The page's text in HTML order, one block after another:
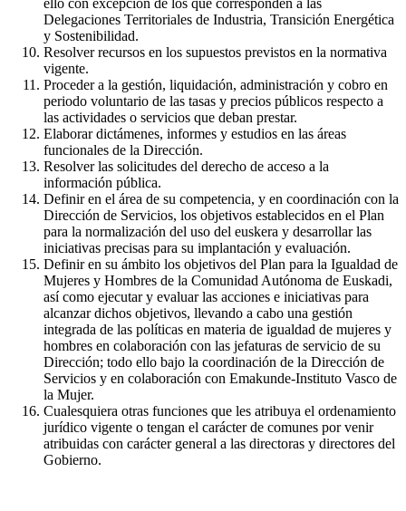
Delegaciones Territoriales de Industria, Transición Energética
y Sostenibilidad.
Resolver recursos en los supuestos previstos en la normativa
vigente.
Proceder a la gestión, liquidación, administración y cobro en
periodo voluntario de las tasas y precios públicos respecto a
las actividades o servicios que deban prestar.
Elaborar dictámenes, informes y estudios en las áreas
funcionales de la Dirección.
Resolver las solicitudes del derecho de acceso a la
información pública.
Definir en el área de su competencia, y en coordinación con la
Dirección de Servicios, los objetivos establecidos en el Plan
para la normalización del uso del euskera y desarrollar las
iniciativas precisas para su implantación y evaluación.
Definir en su ámbito los objetivos del Plan para la Igualdad de
Mujeres y Hombres de la Comunidad Autónoma de Euskadi,
así como ejecutar y evaluar las acciones e iniciativas para
alcanzar dichos objetivos, llevando a cabo una gestión
integrada de las políticas en materia de igualdad de mujeres y
hombres en colaboración con las jefaturas de servicio de su
Dirección; todo ello bajo la coordinación de la Dirección de
Servicios y en colaboración con Emakunde-Instituto Vasco de
la Mujer.
Cualesquiera otras funciones que les atribuya el ordenamiento
jurídico vigente o tengan el carácter de comunes por venir
atribuidas con carácter general a las directoras y directores del
Gobierno.